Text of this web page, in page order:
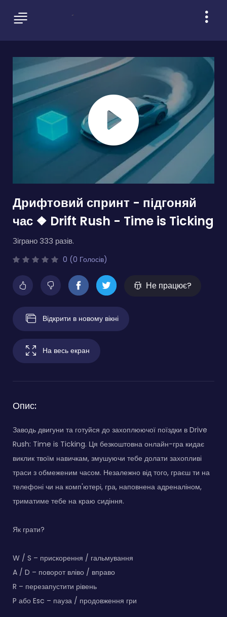
Дрифтовий спринт - підгоняй
час ❖ Drift Rush - Time is Ticking
Зіграно 333 разів.
0 (0 Голосів)
Не працює?
Відкрити в новому вікні
На весь екран
Опис:
Заводь двигуни та готуйся до захоплюючої поїздки в Drive
Rush: Time is Ticking. Ця безкоштовна онлайн-гра кидає
виклик твоїм навичкам, змушуючи тебе долати захопливі
траси з обмеженим часом. Незалежно від того, граєш ти на
телефоні чи на комп'ютері, гра, наповнена адреналіном,
триматиме тебе на краю сидіння.
Як грати?
W / S – прискорення / гальмування
A / D – поворот вліво / вправо
R – перезапустити рівень
P або Esc – пауза / продовження гри